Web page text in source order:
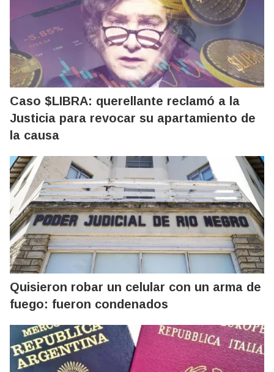
Caso $LIBRA: querellante reclamó a la
Justicia para revocar su apartamiento de
la causa
Quisieron robar un celular con un arma de
fuego: fueron condenados